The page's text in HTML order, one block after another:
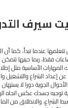
سيرف
تتعلمها عندما تبدأ، كما
فيها تعليمات لمدة 2 إلى 3
الأساسية مثل
إعداد الشراع والتشغيل
الجوية دورا لا
توجيه جسدك عكس اتجاه
الشراع، والانطلاق من